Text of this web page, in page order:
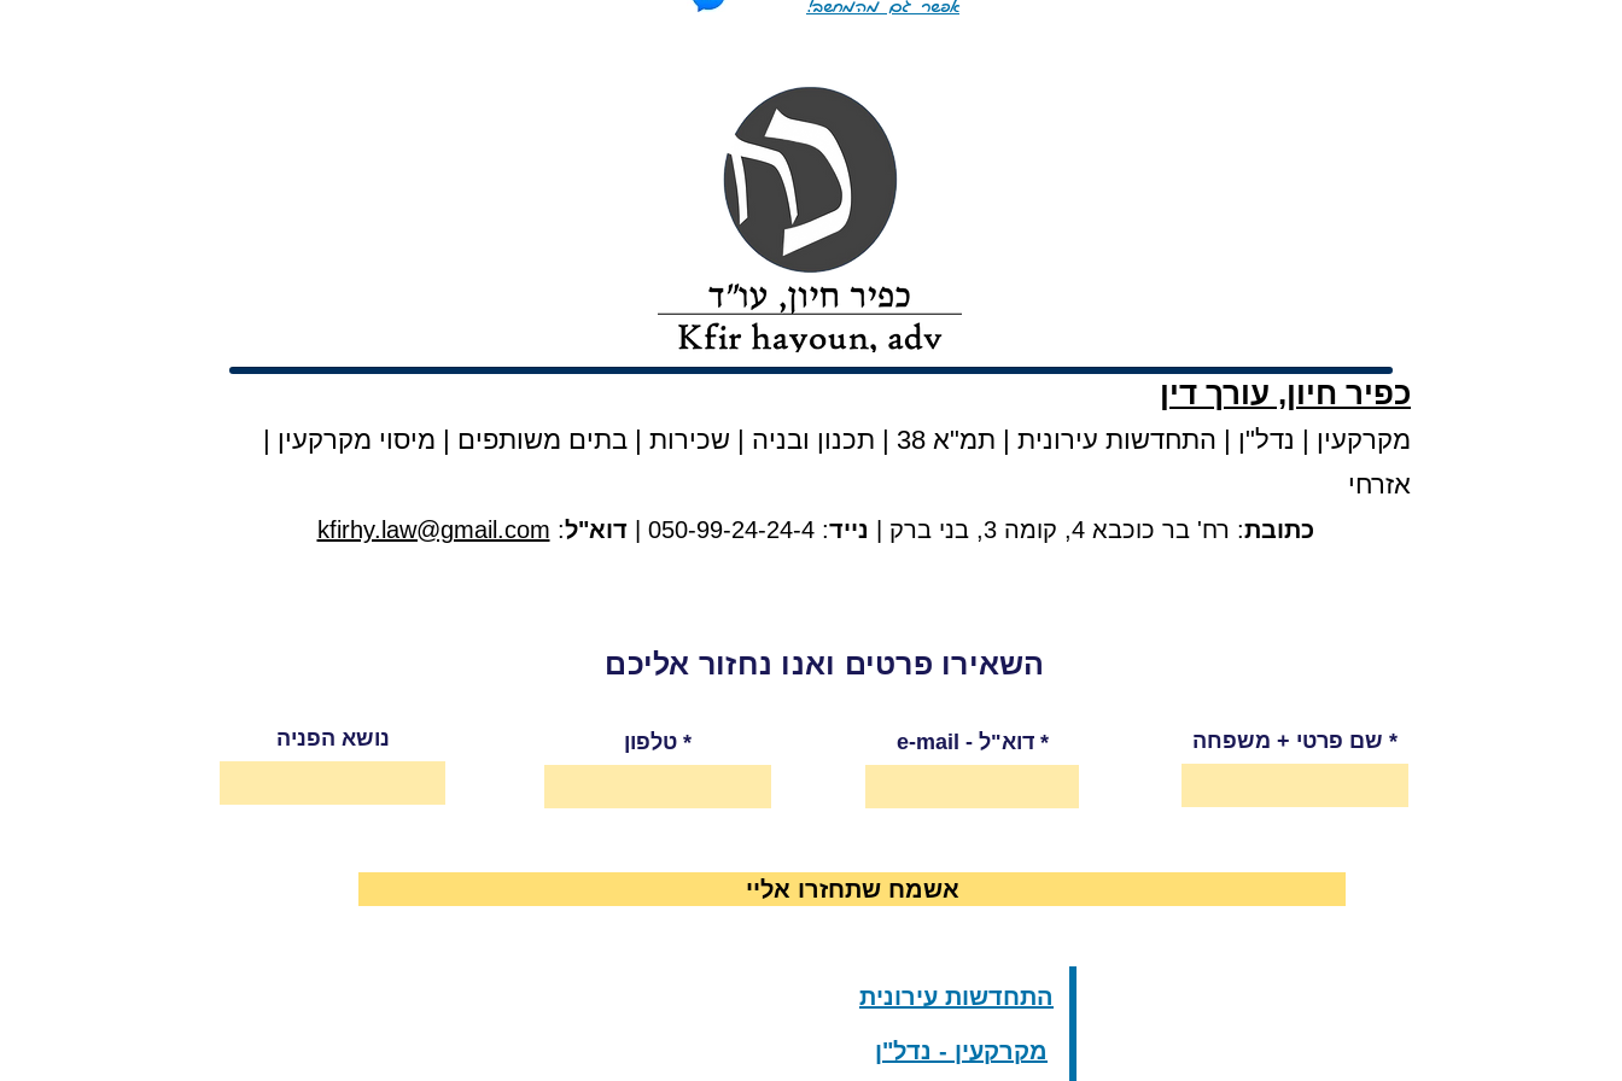
אפשר גם מהמחשב!
כפיר חיון, עורך דין
מקרקעין | נדל"ן | התחדשות עירונית | תמ"א 38 | תכנון ובניה | שכירות | בתים משותפים | מיסוי מקרקעין |
אזרחי
כתובת: רח' בר כוכבא 4, קומה 3, בני ברק | נייד: 050-99-24-24-4 | דוא"ל:
kfirhy.law@gmail.com
השאירו פרטים ואנו נחזור אליכם
נושא הפניה טלפון e-mail - דוא"ל שם פרטי + משפחה
אשמח שתחזרו אליי
התחדשות עירונית
מקרקעין - נדל"ן